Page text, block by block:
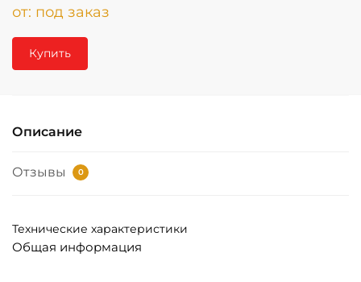
от: под заказ
Купить
Описание
Отзывы 0
Технические характеристики
Общая информация